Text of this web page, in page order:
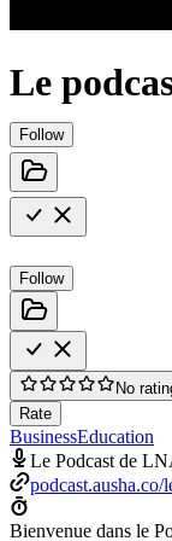
Le
Follow
Follow
No
Rate
BusinessEducation
Le Podcast de
podcast.ausha.co/
Bienvenue dans le